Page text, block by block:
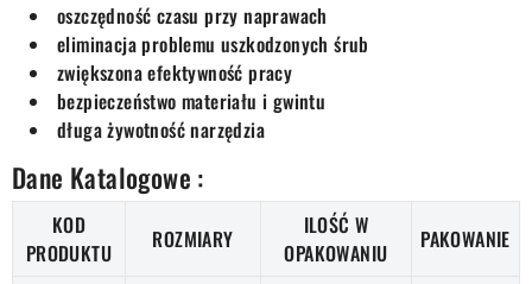
oszczędność czasu przy naprawach
eliminacja problemu uszkodzonych śrub
zwiększona efektywność pracy
bezpieczeństwo materiału i gwintu
długa żywotność narzędzia
Dane Katalogowe :
KOD
PRODUKTU
ROZMIARY
ILOŚĆ W
OPAKOWANIU
PAKOWANIE